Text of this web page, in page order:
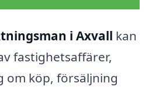
i Axvall kan
fastighetsaffärer,
om köp, försäljning